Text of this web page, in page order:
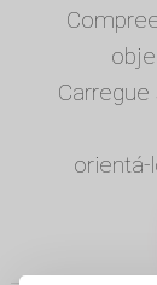
orientá-